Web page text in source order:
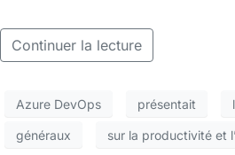
Continuer la lecture
Azure DevOps présentait
généraux sur la productivité et